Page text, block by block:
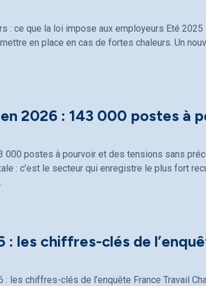
: ce que la loi impose aux employeurs Eté
en place en cas de fortes chaleurs. Un
2026 : 143 000 postes à
000 postes à pourvoir et des tensions sans
: c’est le secteur qui enregistre le plus fort
: les chiffres-clés de
: les chiffres-clés de l’enquête France Travail